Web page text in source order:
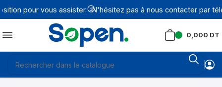
pour vous assister. N'hésitez pas à nous contacter par
0,000 DT